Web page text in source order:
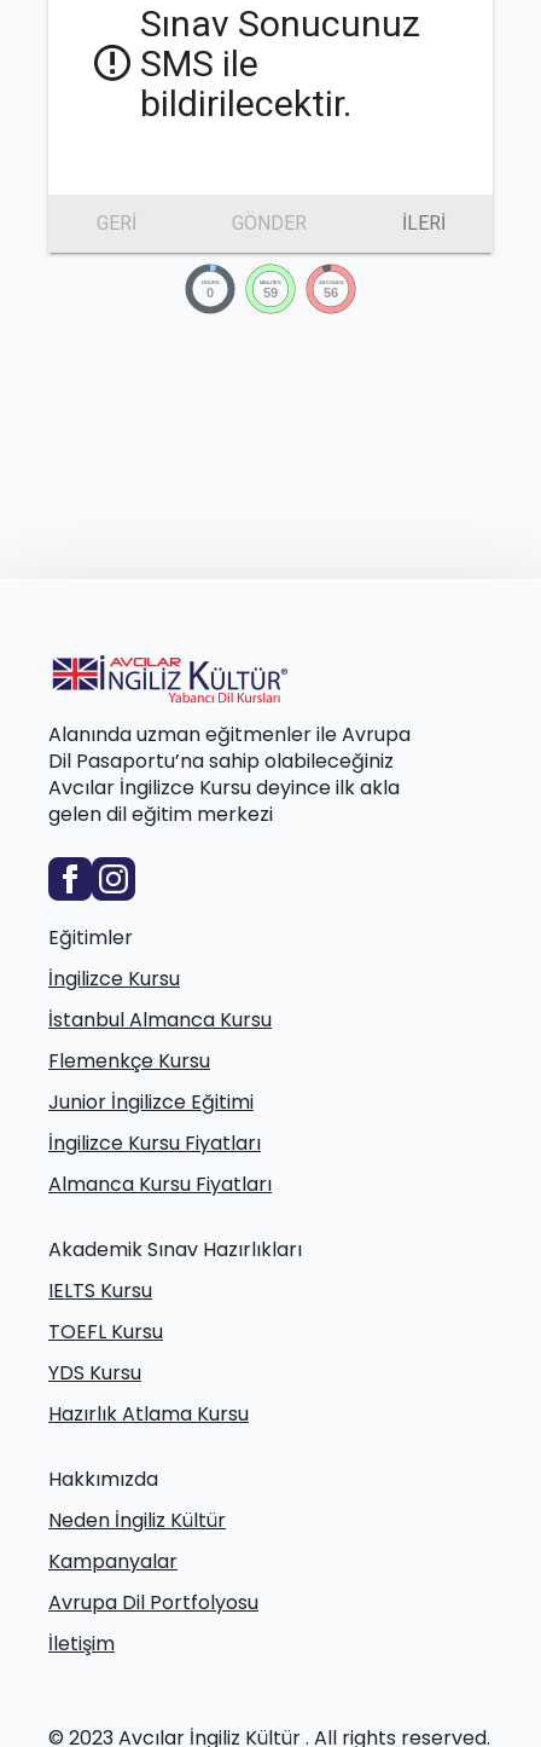
Sınav Sonucunuz
SMS ile
bildirilecektir.
GERI GÖNDER İLERI
HOURS
0
MINUTES
59
SECONDS
56
Alanında uzman eğitmenler ile Avrupa
Dil Pasaportu’na sahip olabileceğiniz
Avcılar İngilizce Kursu deyince ilk akla
gelen dil eğitim merkezi
Eğitimler
İngilizce Kursu
İstanbul Almanca Kursu
Flemenkçe Kursu
Junior İngilizce Eğitimi
İngilizce Kursu Fiyatları
Almanca Kursu Fiyatları
Akademik Sınav Hazırlıkları
IELTS Kursu
TOEFL Kursu
YDS Kursu
Hazırlık Atlama Kursu
Hakkımızda
Neden İngiliz Kültür
Kampanyalar
Avrupa Dil Portfolyosu
İletişim
© 2023 Avcılar İngiliz Kültür . All rights reserved.